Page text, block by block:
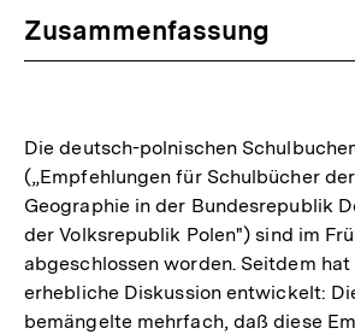
Zusammenfassung
Die deutsch-polnischen
(„Empfehlungen für Schulbücher
Geographie in der Bundesrepublik
der Volksrepublik Polen") sind im
abgeschlossen worden. Seitdem hat
erhebliche Diskussion entwickelt:
bemängelte mehrfach, daß diese